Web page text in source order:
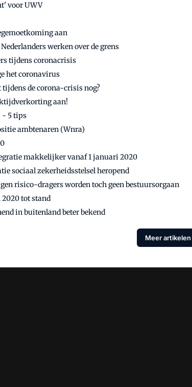
voor UWV
aan
werken over de grens
tijdens coronacrisis
het coronavirus
tijdens de corona-crisis nog?
aan!
- 5 tips
ambtenaren (Wnra)
makkelijker vanaf 1 januari 2020
sociaal zekerheidsstelsel heropend
risico-dragers worden toch geen bestuursorgaan
2020 tot stand
in buitenland beter bekend
Meer artikelen